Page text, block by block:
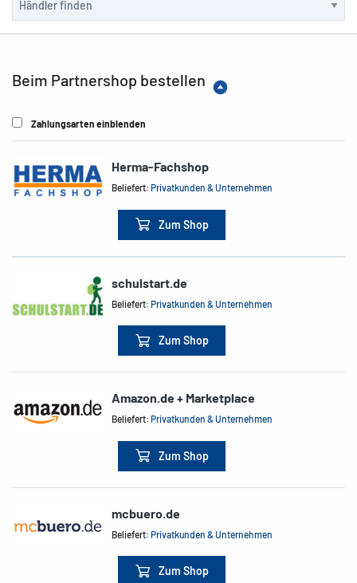
Beim Partnershop bestellen
Zahlungsarten einblenden
Herma-Fachshop
Beliefert:Privatkunden & Unternehmen
Zum Shop
schulstart.de
Beliefert:Privatkunden & Unternehmen
Zum Shop
Amazon.de + Marketplace
Beliefert:Privatkunden & Unternehmen
Zum Shop
mcbuero.de
Beliefert:Privatkunden & Unternehmen
Zum Shop